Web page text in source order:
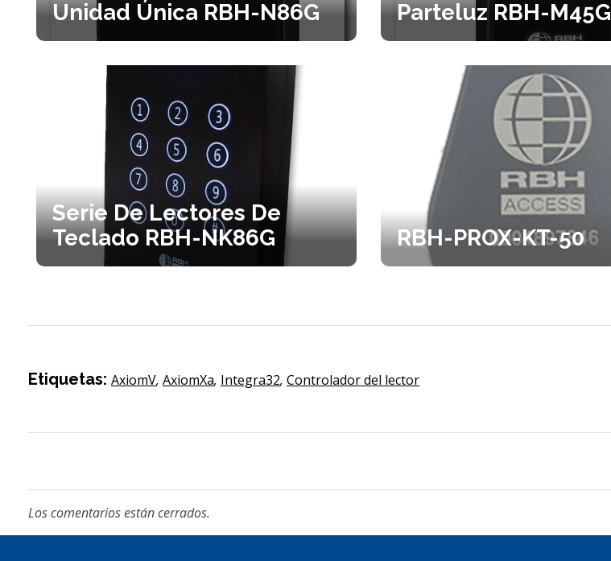
Unidad Única RBH-N86G
Parteluz RBH-M45G
Serie De Lectores De
Teclado RBH-NK86G
RBH-PROX-KT-50
Etiquetas: AxiomV, AxiomXa, Integra32, Controlador del lector
Los comentarios están cerrados.